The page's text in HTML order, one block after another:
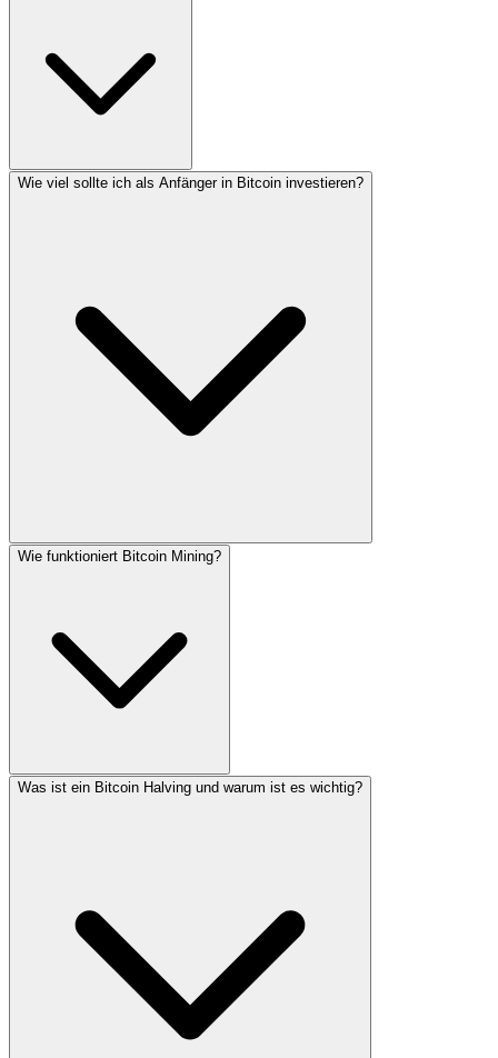
Wie viel sollte ich als Anfänger in Bitcoin investieren?
Wie funktioniert Bitcoin Mining?
Was ist ein Bitcoin Halving und warum ist es wichtig?